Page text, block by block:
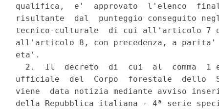
qualifica,  e'  approvato  l'elenco
risultante  dal  punteggio conseguito
tecnico-culturale  di cui all'articolo 7
all'articolo 8, con precedenza, a parita'
eta'.
2.  Il  decreto  di  cui  al  comma  1
ufficiale  del  Corpo  forestale  dello
viene  data notizia mediante avviso
della Repubblica italiana - 4ª serie